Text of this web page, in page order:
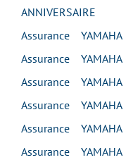
ANNIVERSAIRE
Assurance YAMAHA
Assurance YAMAHA
Assurance YAMAHA
Assurance YAMAHA
Assurance YAMAHA
Assurance YAMAHA